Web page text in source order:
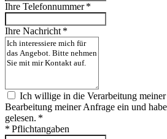
Ihre Telefonnummer *
Ihre Nachricht *
Ich willige in die Verarbeitung
Bearbeitung meiner Anfrage ein und
gelesen. *
* Pflichtangaben